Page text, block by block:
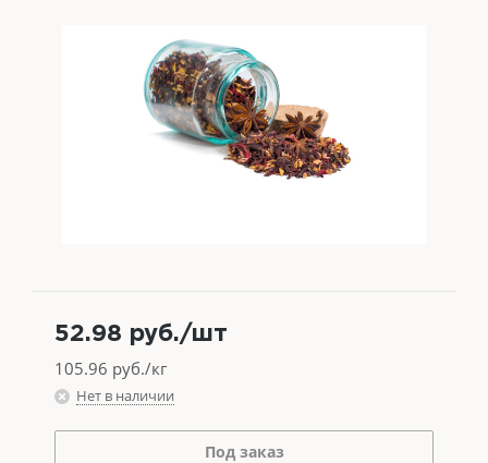
52.98 руб./шт
105.96 руб./кг
Нет в наличии
Под заказ